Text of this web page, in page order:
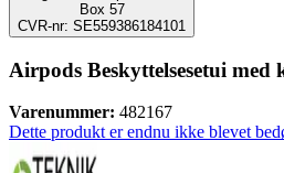
Box 57
CVR-nr: SE559386184101
Airpods Beskyttelsesetui med
Varenummer: 482167
Dette produkt er endnu ikke blevet